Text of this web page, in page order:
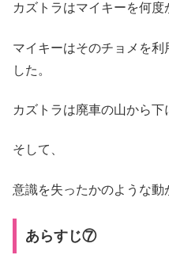
カズトラはマイキーを何度
マイキーはそのチョメを利
した。
カズトラは廃車の山から下
そして、
意識を失ったかのような動
あらすじ⑦